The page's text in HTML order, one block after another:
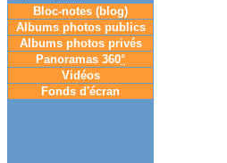
Bloc-notes (blog)
Albums photos publics
Albums photos privés
Panoramas 360°
Vidéos
Fonds d'écran